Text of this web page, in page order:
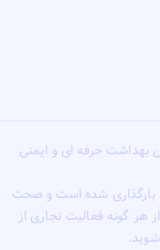
حرفه ای و ایمنی
بارگذاری شده است و صحت
هر گونه فعالیت تجاری از